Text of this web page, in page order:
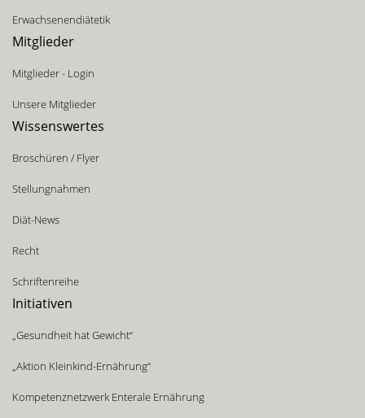
Erwachsenendiätetik
Mitglieder
Mitglieder - Login
Unsere Mitglieder
Wissenswertes
Broschüren / Flyer
Stellungnahmen
Diät-News
Recht
Schriftenreihe
Initiativen
„Gesundheit hat Gewicht“
„Aktion Kleinkind-Ernährung“
Kompetenznetzwerk Enterale Ernährung